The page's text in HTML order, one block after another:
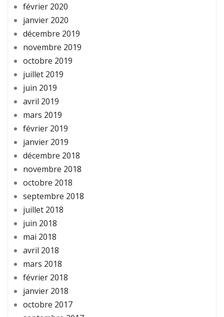
février 2020
janvier 2020
décembre 2019
novembre 2019
octobre 2019
juillet 2019
juin 2019
avril 2019
mars 2019
février 2019
janvier 2019
décembre 2018
novembre 2018
octobre 2018
septembre 2018
juillet 2018
juin 2018
mai 2018
avril 2018
mars 2018
février 2018
janvier 2018
octobre 2017